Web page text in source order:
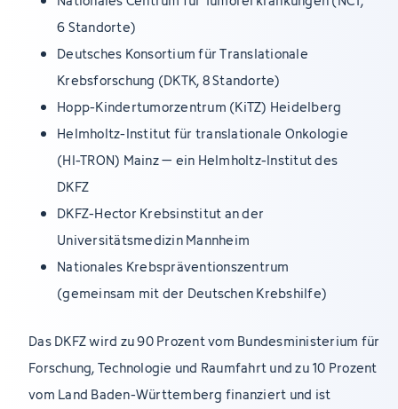
6 Standorte)
Deutsches Konsortium für Translationale
Krebsforschung (DKTK, 8 Standorte)
Hopp-Kindertumorzentrum (KiTZ) Heidelberg
Helmholtz-Institut für translationale Onkologie
(HI-TRON) Mainz – ein Helmholtz-Institut des
DKFZ
DKFZ-Hector Krebsinstitut an der
Universitätsmedizin Mannheim
Nationales Krebspräventionszentrum
(gemeinsam mit der Deutschen Krebshilfe)
Das DKFZ wird zu 90 Prozent vom Bundesministerium für
Forschung, Technologie und Raumfahrt und zu 10 Prozent
vom Land Baden-Württemberg finanziert und ist